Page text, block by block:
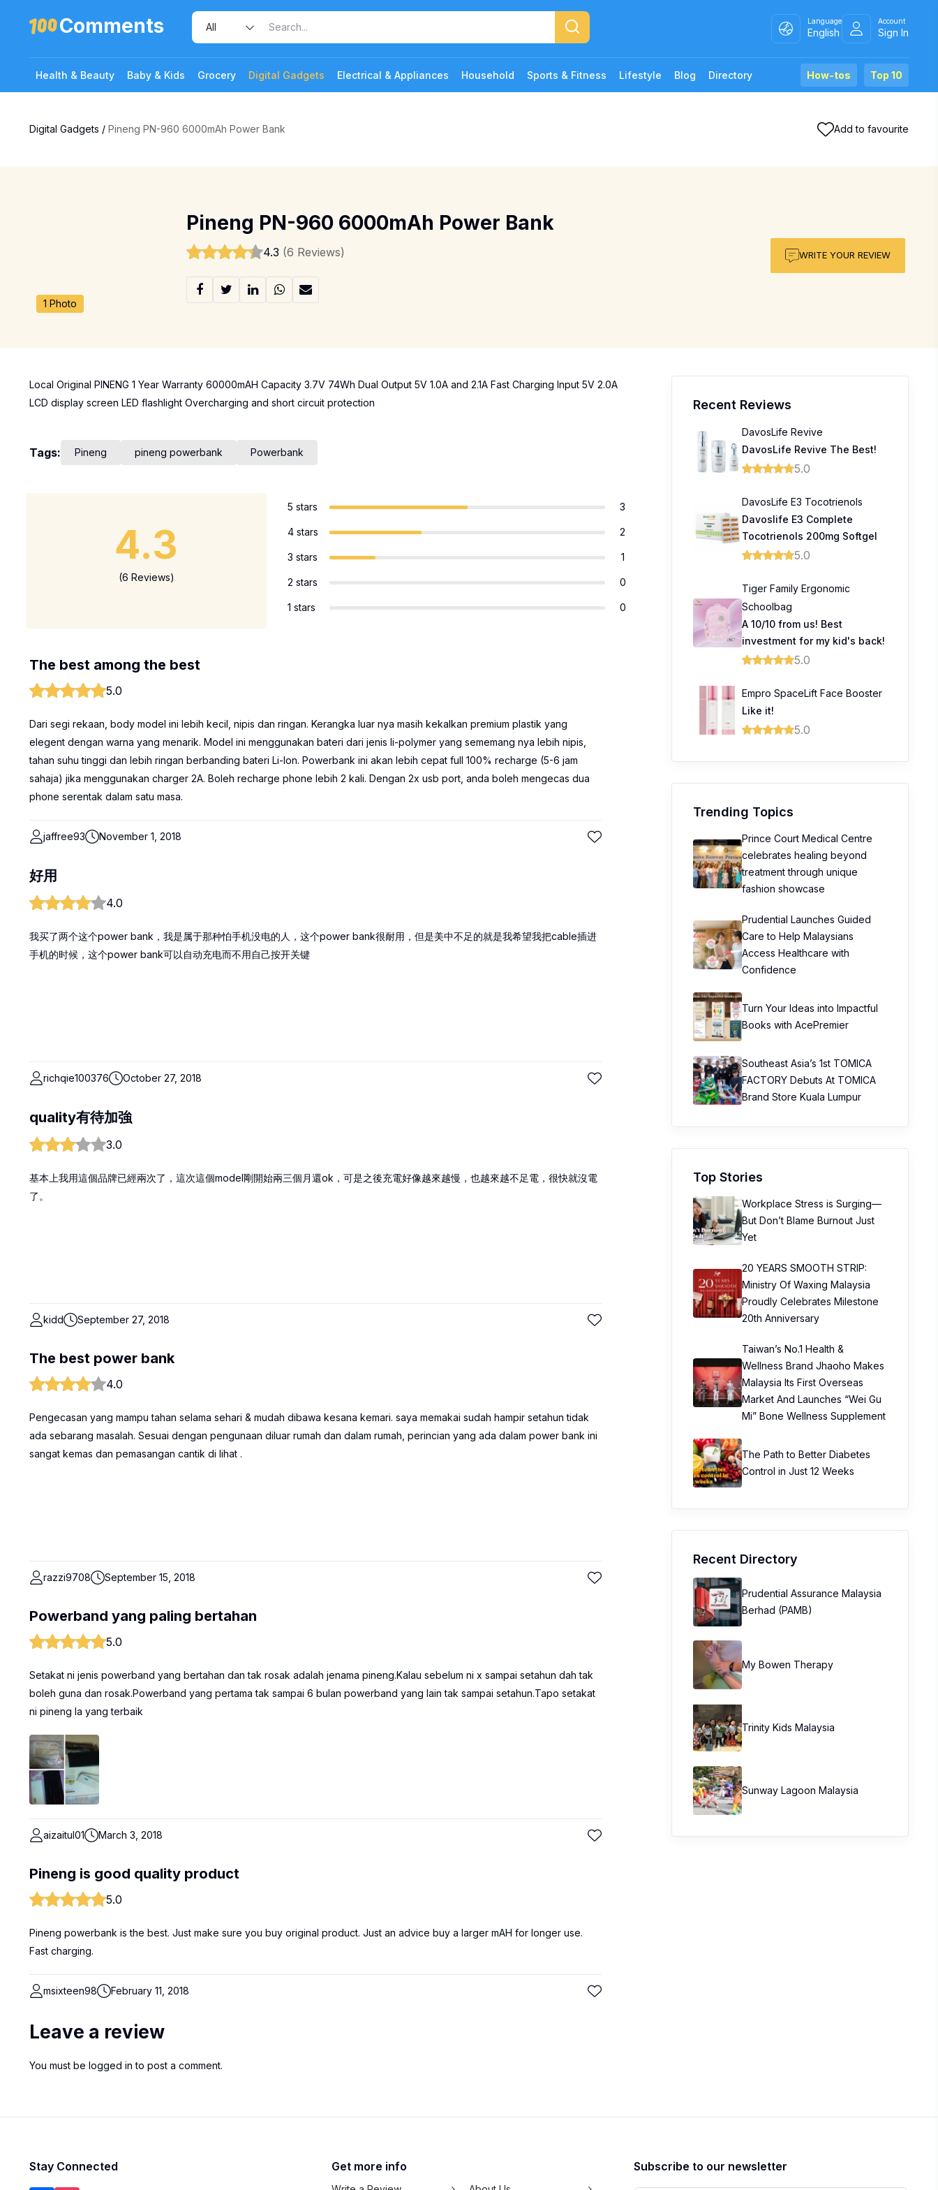
Comments Language
English
Account
Sign In
Health & Beauty Baby & Kids Grocery Digital Gadgets Electrical & Appliances Household Sports & Fitness Lifestyle Blog Directory Top 10
How-tos
Digital Gadgets / Pineng PN-960 6000mAh Power Bank Add to favourite
1 Photo
Pineng PN-960 6000mAh Power Bank
4.3 (6 Reviews) WRITE YOUR REVIEW
Local Original PINENG 1 Year Warranty 60000mAH Capacity 3.7V 74Wh Dual Output 5V 1.0A and 2.1A Fast Charging Input 5V 2.0A
LCD display screen LED flashlight Overcharging and short circuit protection
Tags: Pineng pineng powerbank Powerbank
4.3
(6 Reviews)
5 stars 3
4 stars 2
3 stars 1
2 stars 0
1 stars 0
The best among the best
5.0
Dari segi rekaan, body model ini lebih kecil, nipis dan ringan. Kerangka luar nya masih kekalkan premium plastik yang
elegent dengan warna yang menarik. Model ini menggunakan bateri dari jenis li-polymer yang sememang nya lebih nipis,
tahan suhu tinggi dan lebih ringan berbanding bateri Li-Ion. Powerbank ini akan lebih cepat full 100% recharge (5-6 jam
sahaja) jika menggunakan charger 2A. Boleh recharge phone lebih 2 kali. Dengan 2x usb port, anda boleh mengecas dua
phone serentak dalam satu masa.
jaffree93 November 1, 2018
好用
4.0
我买了两个这个power bank，我是属于那种怕手机没电的人，这个power bank很耐用，但是美中不足的就是我希望我把cable插进
手机的时候，这个power bank可以自动充电而不用自己按开关键
richqie100376 October 27, 2018
quality有待加強
3.0
基本上我用這個品牌已經兩次了，這次這個model剛開始兩三個月還ok，可是之後充電好像越來越慢，也越來越不足電，很快就沒電
了。
kidd September 27, 2018
The best power bank
4.0
Pengecasan yang mampu tahan selama sehari & mudah dibawa kesana kemari. saya memakai sudah hampir setahun tidak
ada sebarang masalah. Sesuai dengan pengunaan diluar rumah dan dalam rumah, perincian yang ada dalam power bank ini
sangat kemas dan pemasangan cantik di lihat .
razzi9708 September 15, 2018
Powerband yang paling bertahan
5.0
Setakat ni jenis powerband yang bertahan dan tak rosak adalah jenama pineng.Kalau sebelum ni x sampai setahun dah tak
boleh guna dan rosak.Powerband yang pertama tak sampai 6 bulan powerband yang lain tak sampai setahun.Tapo setakat
ni pineng la yang terbaik
aizaitul01 March 3, 2018
Pineng is good quality product
5.0
Pineng powerbank is the best. Just make sure you buy original product. Just an advice buy a larger mAH for longer use.
Fast charging.
msixteen98 February 11, 2018
Leave a review
You must be logged in to post a comment.
Recent Reviews
DavosLife Revive
DavosLife Revive The Best!
5.0
DavosLife E3 Tocotrienols
Davoslife E3 Complete
Tocotrienols 200mg Softgel
5.0
Tiger Family Ergonomic
Schoolbag
A 10/10 from us! Best
investment for my kid's back!
5.0
Empro SpaceLift Face Booster
Like it!
5.0
Trending Topics
Prince Court Medical Centre
celebrates healing beyond
treatment through unique
fashion showcase
Prudential Launches Guided
Care to Help Malaysians
Access Healthcare with
Confidence
Turn Your Ideas into Impactful
Books with AcePremier
Southeast Asia’s 1st TOMICA
FACTORY Debuts At TOMICA
Brand Store Kuala Lumpur
Top Stories
Workplace Stress is Surging—
But Don’t Blame Burnout Just
Yet
20 YEARS SMOOTH STRIP:
Ministry Of Waxing Malaysia
Proudly Celebrates Milestone
20th Anniversary
Taiwan’s No.1 Health &
Wellness Brand Jhaoho Makes
Malaysia Its First Overseas
Market And Launches “Wei Gu
Mi” Bone Wellness Supplement
The Path to Better Diabetes
Control in Just 12 Weeks
Recent Directory
Prudential Assurance Malaysia
Berhad (PAMB)
My Bowen Therapy
Trinity Kids Malaysia ​
Sunway Lagoon Malaysia
Stay Connected Get more info Subscribe to our newsletter